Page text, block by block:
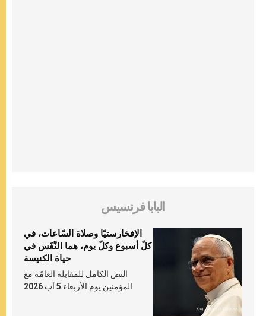
البابا فرنسيس
الإفخارستيّا وصلاة السّاعات، في
كلّ أسبوع وكلّ يوم، هما النَّفَس في
حياة الكنيسة
النص الكامل للمقابلة العامّة مع
المؤمنين يوم الأربعاء 5 آب 2026